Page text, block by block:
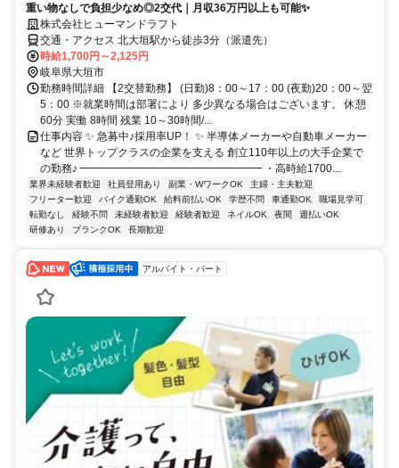
重い物なしで負担少なめ◎2交代｜月収36万円以上も可能✨
株式会社ヒューマンドラフト
交通・アクセス 北大垣駅から徒歩3分（派遣先）
時給1,700円～2,125円
岐阜県大垣市
勤務時間詳細 【2交替勤務】 (日勤)8：00～17：00 (夜勤)20：00～翌
5：00 ※就業時間は部署により 多少異なる場合はございます。 休憩
60分 実働 8時間 残業 10～30時間/...
仕事内容 ✨ 急募中♪採用率UP！ ✨ 半導体メーカーや自動車メーカー
など 世界トップクラスの企業を支える 創立110年以上の大手企業で
の勤務♪ ━━━━━━━━━━━━━━━━━ ・高時給1700...
業界未経験者歓迎 社員登用あり 副業・WワークOK
主婦・主夫歓迎
フリーター歓迎
バイク通勤OK 給料前払いOK 学歴不問 車通勤OK
職場見学可
転勤なし
経験不問 未経験者歓迎 経験者歓迎 ネイルOK 夜間
週払いOK
研修あり
ブランクOK 長期歓迎
アルバイト・パート